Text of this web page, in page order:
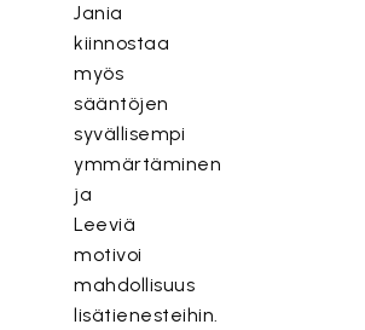
Jania
kiinnostaa
myös
sääntöjen
syvällisempi
ymmärtäminen
ja
Leeviä
motivoi
mahdollisuus
lisätienesteihin.